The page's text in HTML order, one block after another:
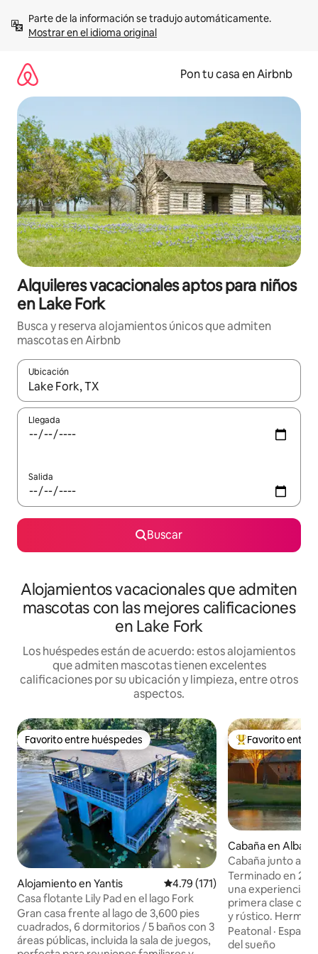
contenidoMostrar en el idioma original
Pon tu casa en Airbnb
Alquileres vacacionales aptos para niños
en Lake Fork
Busca y reserva alojamientos únicos que admiten
mascotas en Airbnb
Ubicación
Cuando los resultados estén disponibles, navega con las
Llegada
Salida
Buscar
Alojamientos vacacionales que admiten
mascotas con las mejores calificaciones
en Lake Fork
Los huéspedes están de acuerdo: estos alojamientos
que admiten mascotas tienen excelentes
calificaciones por su ubicación y limpieza, entre otros
aspectos.
Favorito entre huéspedes
Favorito entre huéspedes
Alojamiento en Yantis Calificación promedio: 4.79 de
4.79 (171)
Casa flotante Lily Pad en el lago Fork
Gran casa frente al lago de 3,600 pies
cuadrados, 6 dormitorios / 5 baños con 3
áreas públicas, incluida la sala de juegos,
Favorito entre
Favorito entre
Cabaña en Alba
Cabaña junto al
Terminado en
una experiencia
primera clase
y rústico.
ubicación más
junto a Lake Fork
Peatonal ·
del sueño